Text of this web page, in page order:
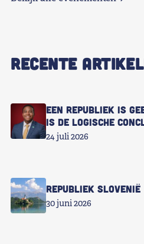
RECENTE
Een republiek is
is de logische
24 juli 2026
Republiek Slovenië
30 juni 2026